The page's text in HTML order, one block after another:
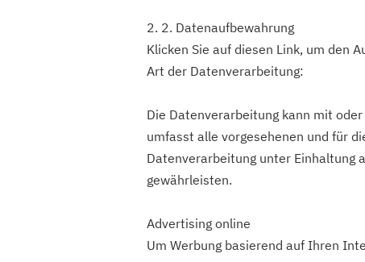
2. 2. Datenaufbewahrung
Klicken Sie auf diesen Link, um den
Art der Datenverarbeitung:
Die Datenverarbeitung kann mit
umfasst alle vorgesehenen und für
Datenverarbeitung unter Einhaltung
gewährleisten.
Advertising online
Um Werbung basierend auf Ihren